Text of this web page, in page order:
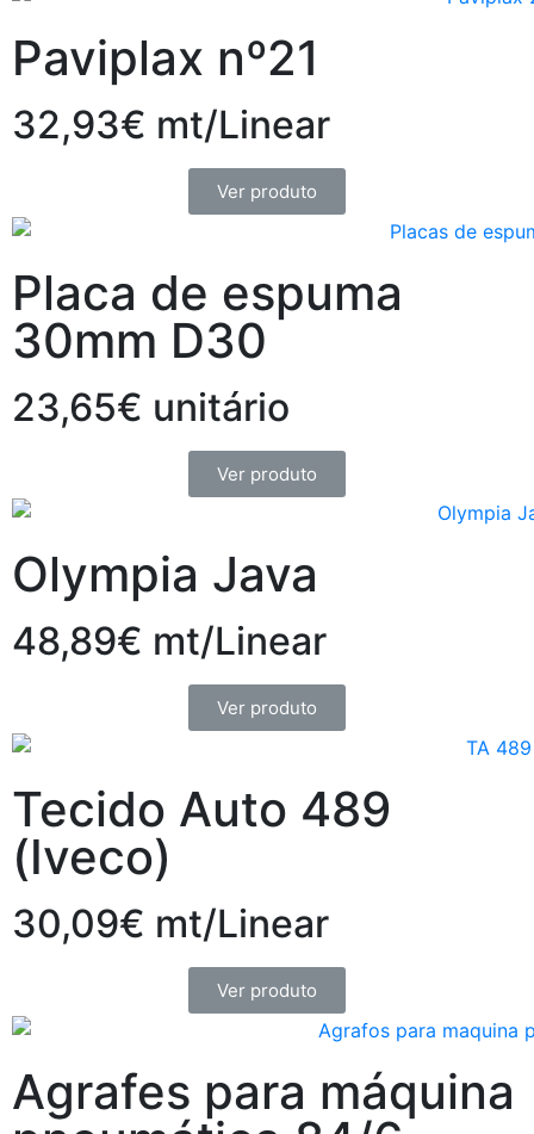
Paviplax nº21
32,93€ mt/Linear
Ver produto
Placa de espuma
30mm D30
23,65€ unitário
Ver produto
Olympia Java
48,89€ mt/Linear
Ver produto
Tecido Auto 489
(Iveco)
30,09€ mt/Linear
Ver produto
Agrafes para máquina